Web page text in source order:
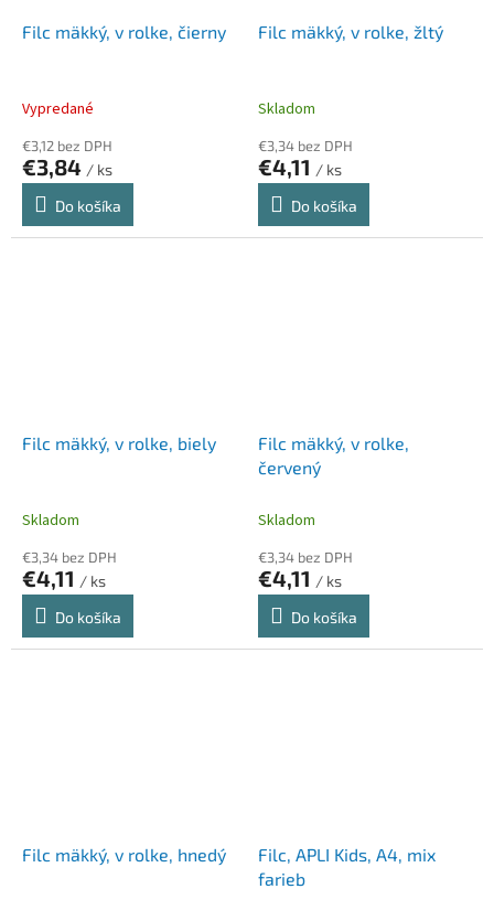
Filc mäkký, v rolke, čierny
Vypredané
€3,12 bez DPH
€3,84 / ks
Do košíka
Filc mäkký, v rolke, žltý
Skladom
€3,34 bez DPH
€4,11 / ks
Do košíka
Filc mäkký, v rolke, biely
Skladom
€3,34 bez DPH
€4,11 / ks
Do košíka
Filc mäkký, v rolke,
červený
Skladom
€3,34 bez DPH
€4,11 / ks
Do košíka
Filc mäkký, v rolke, hnedý
Filc, APLI Kids, A4, mix
farieb